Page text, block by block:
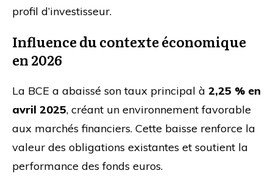
profil d’investisseur.
Influence du contexte économique
en 2026
La BCE a abaissé son taux principal à 2,25 % en
avril 2025, créant un environnement favorable
aux marchés financiers. Cette baisse renforce la
valeur des obligations existantes et soutient la
performance des fonds euros.